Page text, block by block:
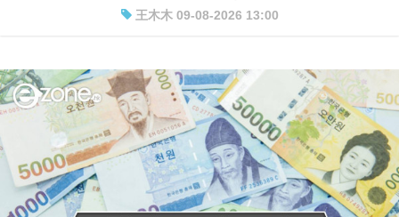
王木木 09-08-2026 13:00